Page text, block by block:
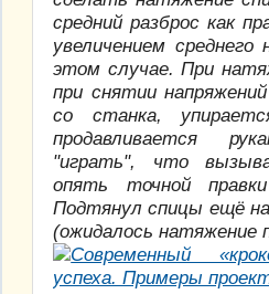
средний разброс как
увеличением
этом случае. При
при снятии
со станка,
продавливается
"играть", что
опять точной
Подтянул спицы ещё
(ожидалось натяжение